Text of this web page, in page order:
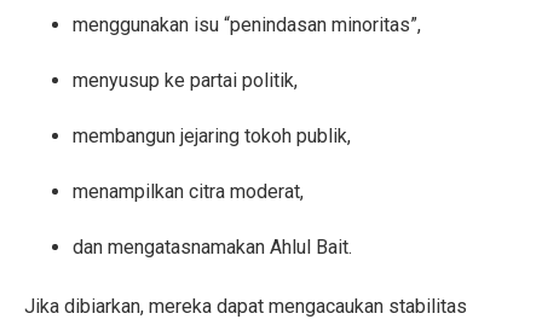
menggunakan isu “penindasan minoritas”,
menyusup ke partai politik,
membangun jejaring tokoh publik,
menampilkan citra moderat,
dan mengatasnamakan Ahlul Bait.
Jika dibiarkan, mereka dapat mengacaukan stabilitas